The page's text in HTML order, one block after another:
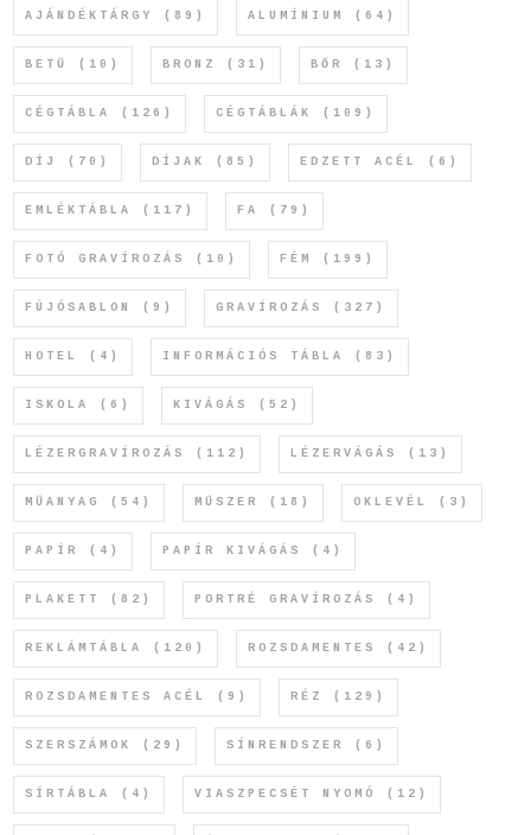
AJÁNDÉKTÁRGY (89) ALUMÍNIUM (64)
BETŰ (10) BRONZ (31) BŐR (13)
CÉGTÁBLA (126) CÉGTÁBLÁK (109)
DÍJ (70) DÍJAK (85) EDZETT ACÉL (6)
EMLÉKTÁBLA (117) FA (79)
FOTÓ GRAVÍROZÁS (10) FÉM (199)
FÚJÓSABLON (9) GRAVÍROZÁS (327)
HOTEL (4) INFORMÁCIÓS TÁBLA (83)
ISKOLA (6) KIVÁGÁS (52)
LÉZERGRAVÍROZÁS (112) LÉZERVÁGÁS (13)
MŰANYAG (54) MŰSZER (18) OKLEVÉL (3)
PAPÍR (4) PAPÍR KIVÁGÁS (4)
PLAKETT (82) PORTRÉ GRAVÍROZÁS (4)
REKLÁMTÁBLA (120) ROZSDAMENTES (42)
ROZSDAMENTES ACÉL (9) RÉZ (129)
SZERSZÁMOK (29) SÍNRENDSZER (6)
SÍRTÁBLA (4) VIASZPECSÉT NYOMÓ (12)